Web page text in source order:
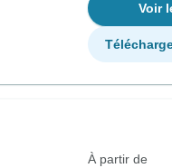
Voir
À partir de